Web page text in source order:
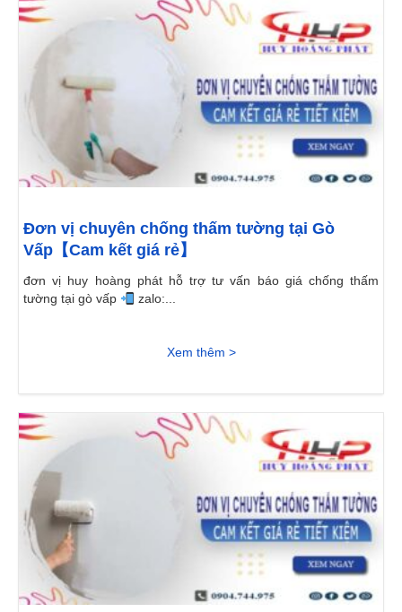
Đơn vị chuyên chống thấm tường tại Gò
Vấp【Cam kết giá rẻ】
đơn vị huy hoàng phát hỗ trợ tư vấn báo giá chống thấm
tường tại gò vấp
zalo:...
Xem thêm >